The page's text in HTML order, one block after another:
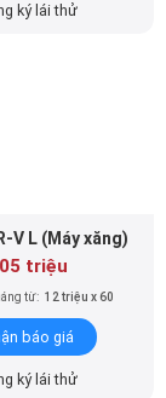
ký lái thử
V L (Máy xăng)
triệu
từ: 12 triệu x 60
báo giá
ký lái thử